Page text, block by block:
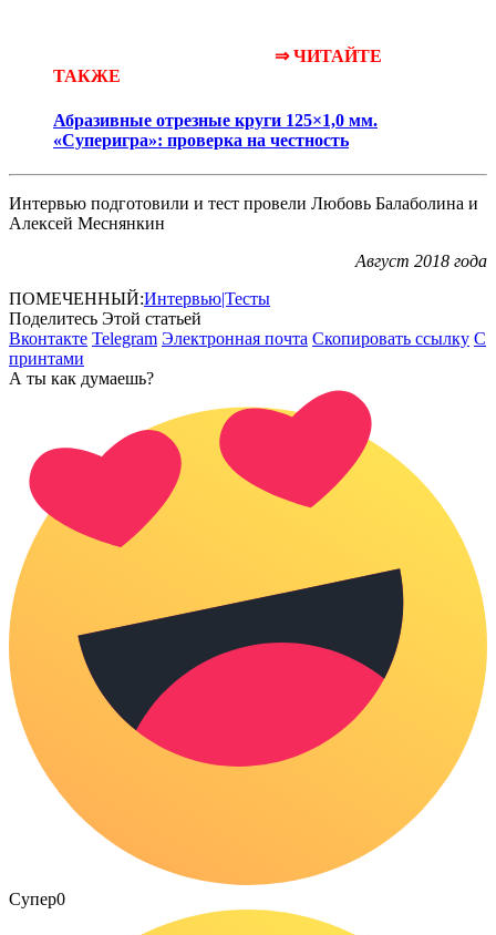
⇒ ЧИТАЙТЕ
ТАКЖЕ
Абразивные отрезные круги 125×1,0 мм.
«Суперигра»: проверка на честность
Интервью подготовили и тест провели Любовь Балаболина и
Алексей Меснянкин
Август 2018 года
ПОМЕЧЕННЫЙ:Интервью|Тесты
Поделитесь Этой статьей
Вконтакте Telegram Электронная почта Скопировать ссылку С
принтами
А ты как думаешь?
Супер0